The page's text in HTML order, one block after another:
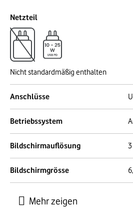
Netzteil
Nicht standardmäßig enthalten
Anschlüsse
Betriebssystem
Bildschirmauflösung
Bildschirmgrösse